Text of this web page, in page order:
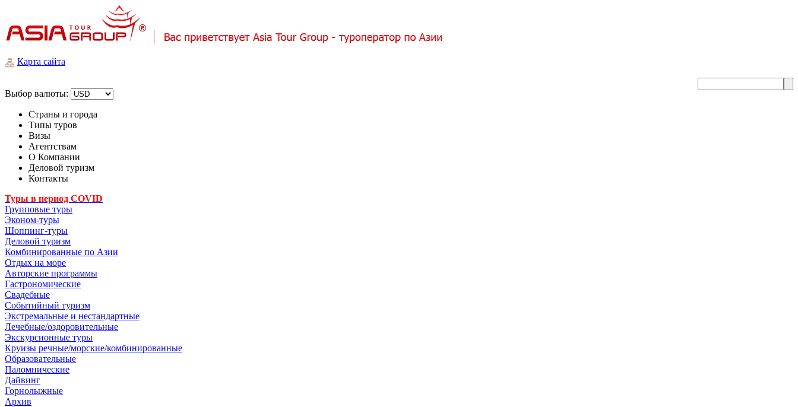
Карта сайта
Выбор валюты:
Страны и города
Типы туров
Визы
Агентствам
О Компании
Деловой туризм
Контакты
Туры в период COVID
Групповые туры
Эконом-туры
Шоппинг-туры
Деловой туризм
Комбинированные по Азии
Отдых на море
Авторские программы
Гастрономические
Свадебные
Событийный туризм
Экстремальные и нестандартные
Лечебные/оздоровительные
Экскурсионные туры
Круизы речные/морские/комбинированные
Образовательные
Паломнические
Дайвинг
Горнолыжные
Архив